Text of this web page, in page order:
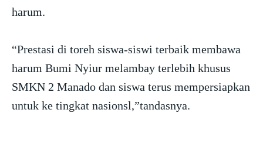
harum.
“Prestasi di toreh siswa-siswi terbaik membawa
harum Bumi Nyiur melambay terlebih khusus
SMKN 2 Manado dan siswa terus mempersiapkan
untuk ke tingkat nasionsl,”tandasnya.